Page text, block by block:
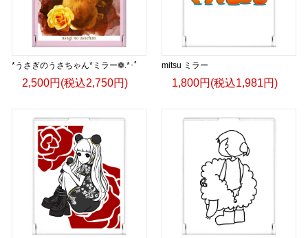
*うさぎのうさちゃん*ミラー❁.*･ﾟ
2,500円(税込2,750円)
mitsu ミラー
1,800円(税込1,981円)